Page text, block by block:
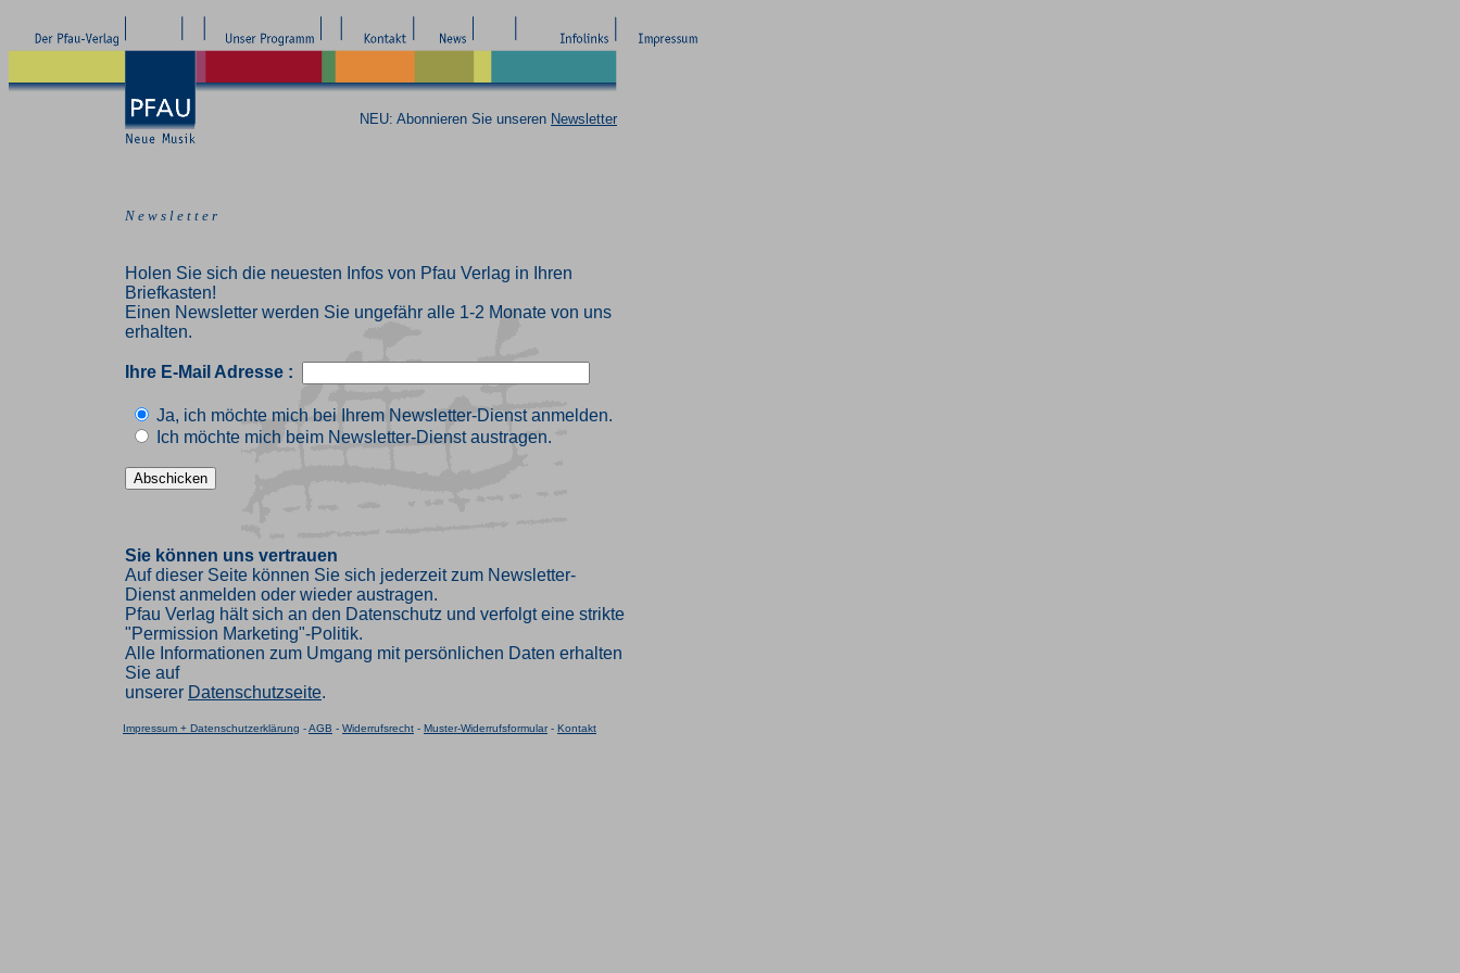
NEU: Abonnieren Sie unseren Newsletter
N e w s l e t t e r
Holen Sie sich die neuesten Infos von Pfau Verlag in Ihren
Briefkasten!
Einen Newsletter werden Sie ungefähr alle 1-2 Monate von uns
erhalten.
Ihre E-Mail Adresse :
Ja, ich möchte mich bei Ihrem Newsletter-Dienst anmelden.
Ich möchte mich beim Newsletter-Dienst austragen.
Sie können uns vertrauen
Auf dieser Seite können Sie sich jederzeit zum Newsletter-
Dienst anmelden oder wieder austragen.
Pfau Verlag hält sich an den Datenschutz und verfolgt eine strikte
"Permission Marketing"-Politik.
Alle Informationen zum Umgang mit persönlichen Daten erhalten
Sie auf
unserer Datenschutzseite.
Impressum + Datenschutzerklärung -AGB - Widerrufsrecht - Muster-Widerrufsformular- Kontakt